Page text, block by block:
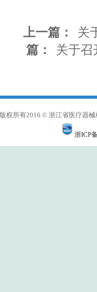
上一篇：
关
篇：
关于召
版权所有2016 © 浙江省医疗器
浙ICP